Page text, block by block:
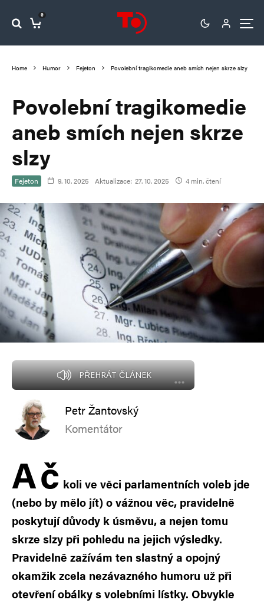
0
Home Humor Fejeton Povolební tragikomedie aneb smích nejen skrze slzy
Povolební tragikomedie
aneb smích nejen skrze
slzy
Fejeton 9. 10. 2025 Aktualizace: 27. 10. 2025 4 min. čtení
PŘEHRÁT ČLÁNEK
Petr Žantovský
Komentátor
Ač koli ve věci parlamentních voleb jde
(nebo by mělo jít) o vážnou věc, pravidelně
poskytují důvody k úsměvu, a nejen tomu
skrze slzy při pohledu na jejich výsledky.
Pravidelně zažívám ten slastný a opojný
okamžik zcela nezávazného humoru už při
otevření obálky s volebními lístky. Obvykle